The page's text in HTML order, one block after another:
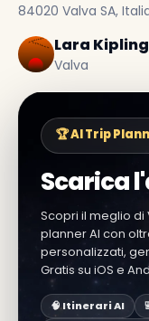
84020 Valva SA,
Lara Kipling
Valva
🏆 AI Trip
Scarica
Scopri il meglio
planner AI con
personalizzati,
Gratis su iOS e
🧠 Itinerari AI